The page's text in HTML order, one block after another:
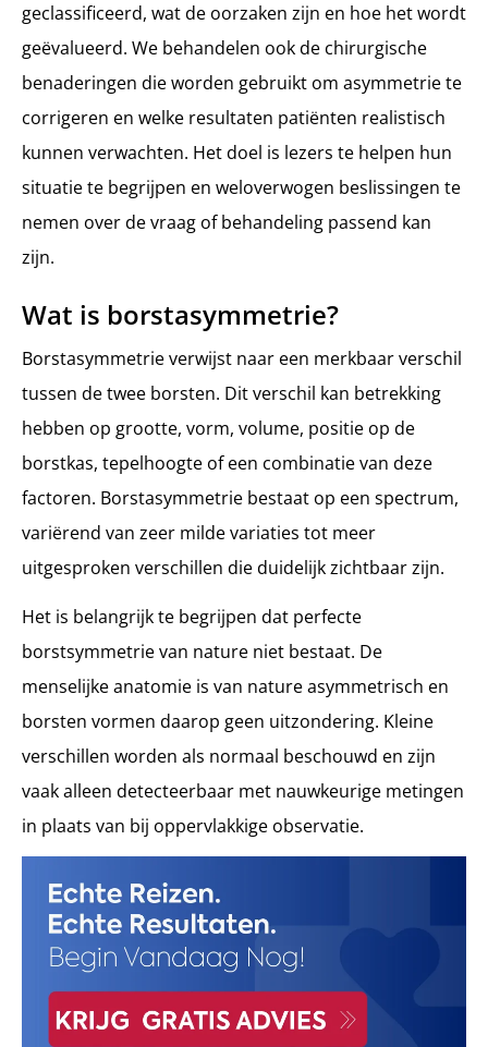
geclassificeerd, wat de oorzaken zijn en hoe het wordt
geëvalueerd. We behandelen ook de chirurgische
benaderingen die worden gebruikt om asymmetrie te
corrigeren en welke resultaten patiënten realistisch
kunnen verwachten. Het doel is lezers te helpen hun
situatie te begrijpen en weloverwogen beslissingen te
nemen over de vraag of behandeling passend kan
zijn.
Wat is borstasymmetrie?
Borstasymmetrie verwijst naar een merkbaar verschil
tussen de twee borsten. Dit verschil kan betrekking
hebben op grootte, vorm, volume, positie op de
borstkas, tepelhoogte of een combinatie van deze
factoren. Borstasymmetrie bestaat op een spectrum,
variërend van zeer milde variaties tot meer
uitgesproken verschillen die duidelijk zichtbaar zijn.
Het is belangrijk te begrijpen dat perfecte
borstsymmetrie van nature niet bestaat. De
menselijke anatomie is van nature asymmetrisch en
borsten vormen daarop geen uitzondering. Kleine
verschillen worden als normaal beschouwd en zijn
vaak alleen detecteerbaar met nauwkeurige metingen
in plaats van bij oppervlakkige observatie.